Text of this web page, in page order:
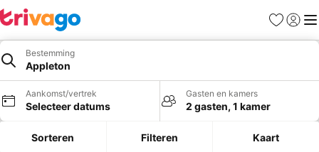
Favorieten
Bestemming
Appleton
Aankomst/vertrek
Selecteer datums
Gasten en kamers
2 gasten, 1 kamer
Sorteren Filteren Kaart